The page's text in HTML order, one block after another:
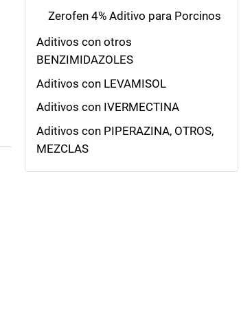
Zerofen 4% Aditivo para Porcinos
Aditivos con otros
BENZIMIDAZOLES
Aditivos con LEVAMISOL
Aditivos con IVERMECTINA
Aditivos con PIPERAZINA, OTROS,
MEZCLAS